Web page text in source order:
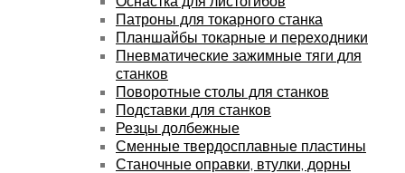
Патроны для токарного станка
Планшайбы токарные и переходники
Пневматические зажимные тяги для
станков
Поворотные столы для станков
Подставки для станков
Резцы долбежные
Сменные твердосплавные пластины
Станочные оправки, втулки, дорны